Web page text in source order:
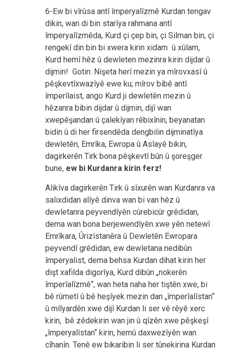
6-Ew bi vîrûsa antî împeryalîzmê Kurdan tengav
dikin, wan di bin starîya rahmana antî
împeryalîzmêda, Kurd çi çep bin, çi Silman bin, çi
rengekî din bin bi xwera kirin xidam û xûlam,
Kurd hemî hêz û dewleten mezinra kirin dijdar û
dijmin! Gotin: Nişeta herî mezin ya mîrovxasî û
pêşkevtîxwazîyê ewe ku; mîrov bibê antî
împerîlaist, ango Kurd ji dewletên mezin û
hêzanra bibin dijdar û dijmin, dijî wan
xwepêşandan û çalekîyan rêbixînin, beyanatan
bidin û di her firsendêda dengbilin dijminatîya
dewletên, Emrîka, Ewropa û Asîayê bikin,
dagirkerên Tirk bona pêşkevtî bûn û şoreşger
bune, ew bi Kurdanra kirin ferz!
Alikîva dagirkerên Tirk û sîxurên wan Kurdanra va
salixdidan alîyê dinva wan bi van hêz û
dewletanra peyvendîyên cûrebicûr grêdidan,
dema wan bona berjewendîyên xwe yên netewî
Emrîkara, Ûrizîstanêra û Dewletên Ewropara
peyvendî grêdidan, ew dewletana nedibûn
împeryalist, dema behsa Kurdan dihat kirin her
dişt xafilda digorîya, Kurd dibûn „nokerên
împerîalîzmê“, wan heta naha her tiştên xwe, bi
bê rûmetî û bê heşîyek mezin dan „împerîalîstan“
û mîlyardên xwe dijî Kurdan li ser vê rêyê xerc
kirin, bê zêdekirin wan jin û qîzên xwe pêşkeşî
„împeryalîstan“ kirin, hemû daxwezîyên wan
cîhanîn. Tenê ew bikaribin li ser tûnekirina Kurdan